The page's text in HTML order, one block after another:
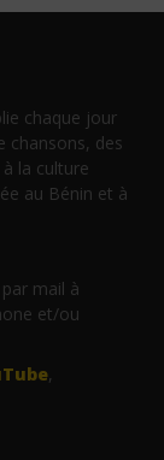
chaque jour
chansons, des
la culture
au Bénin et à
mail à
et/ou
,